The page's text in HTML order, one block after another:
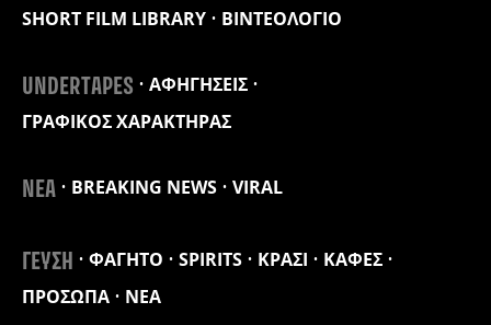
SHORT FILM LIBRARY
ΒΙΝΤΕΟΛΟΓΙΟ
UNDERTAPES
ΑΦΗΓΗΣΕΙΣ
ΓΡΑΦΙΚΟΣ ΧΑΡΑΚΤΗΡΑΣ
ΝΕΑ BREAKING NEWS VIRAL
ΓΕΥΣΗ ΦΑΓΗΤΟ SPIRITS ΚΡΑΣΙ
ΚΑΦΕΣ
ΠΡΟΣΩΠΑ
ΝΕΑ